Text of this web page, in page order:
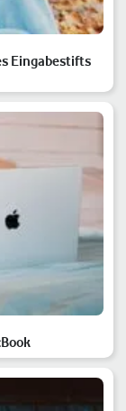
Eingabestifts